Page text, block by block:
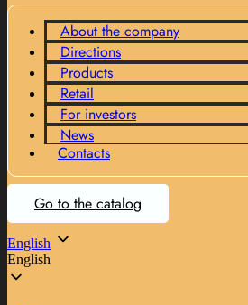
About the company
Directions
Products
Retail
For investors
News
Contacts
Go to the catalog
English
English